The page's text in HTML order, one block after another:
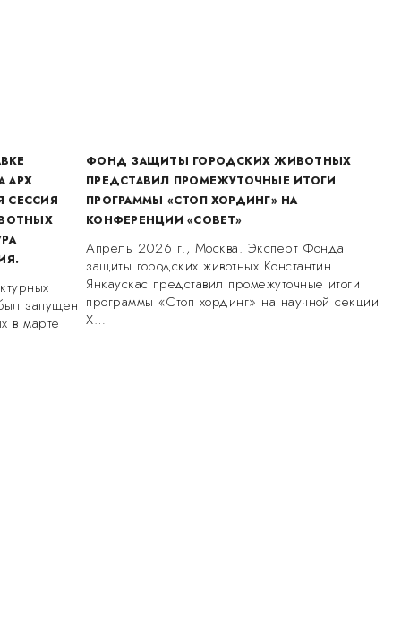
АРХ
СЕССИЯ
запущен
в марте
ФОНД ЗАЩИТЫ ГОРОДСКИХ ЖИВОТНЫХ
ПРЕДСТАВИЛ ПРОМЕЖУТОЧНЫЕ ИТОГИ
ПРОГРАММЫ «СТОП ХОРДИНГ» НА
КОНФЕРЕНЦИИ «СОВЕТ»
Апрель 2026 г., Москва. Эксперт Фонда
защиты городских животных Константин
Янкаускас представил промежуточные итоги
программы «Стоп хординг» на научной секции
X…